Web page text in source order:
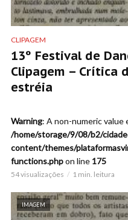
CLIPAGEM
13º Festival de
Clipagem – Crítica
estréia
Warning: A non-numeric value
/home/storage/9/08/b2/
content/themes/
functions.phpon line 175
54 visualizações 1 min. leitura
IMAGEM